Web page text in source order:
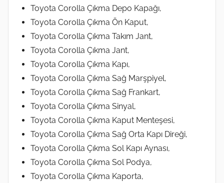
Toyota Corolla Çıkma Depo Kapağı,
Toyota Corolla Çıkma Ön Kaput,
Toyota Corolla Çıkma Takım Jant,
Toyota Corolla Çıkma Jant,
Toyota Corolla Çıkma Kapı,
Toyota Corolla Çıkma Sağ Marşpiyel,
Toyota Corolla Çıkma Sağ Frankart,
Toyota Corolla Çıkma Sinyal,
Toyota Corolla Çıkma Kaput Menteşesi,
Toyota Corolla Çıkma Sağ Orta Kapı Direği,
Toyota Corolla Çıkma Sol Kapı Aynası,
Toyota Corolla Çıkma Sol Podya,
Toyota Corolla Çıkma Kaporta,